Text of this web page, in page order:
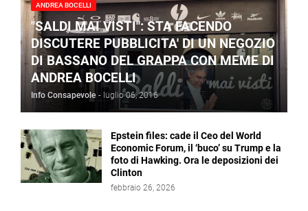
ANDREA BOCELLI
"SALDI MAI VISTI": STA FACENDO
DISCUTERE PUBBLICITA' DI UN NEGOZIO
DI BASSANO DEL GRAPPA CON MEME DI
ANDREA BOCELLI
Info Consapevole - luglio 06, 2016
Epstein files: cade il Ceo del World
Economic Forum, il ‘buco’ su Trump e la
foto di Hawking. Ora le deposizioni dei
Clinton
febbraio 26, 2026